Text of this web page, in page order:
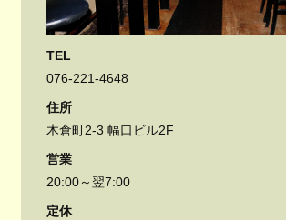
TEL
076-221-4648
住所
木倉町2-3 幅口ビル2F
営業
20:00～翌7:00
定休